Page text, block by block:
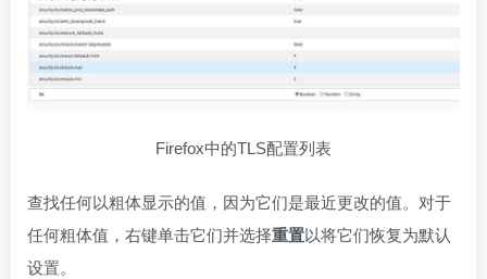
Firefox中的TLS配置列表
查找任何以粗体显示的值，因为它们是最近更改的值。对于
任何粗体值，右键单击它们并选择重置以将它们恢复为默认
设置。